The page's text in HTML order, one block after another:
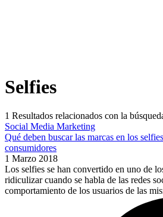
Selfies
1 Resultados relacionados con la
Social Media Marketing
Qué deben buscar las marcas en los
consumidores
1 Marzo 2018
Los selfies se han convertido en uno de
ridiculizar cuando se habla de las redes
comportamiento de los usuarios de las